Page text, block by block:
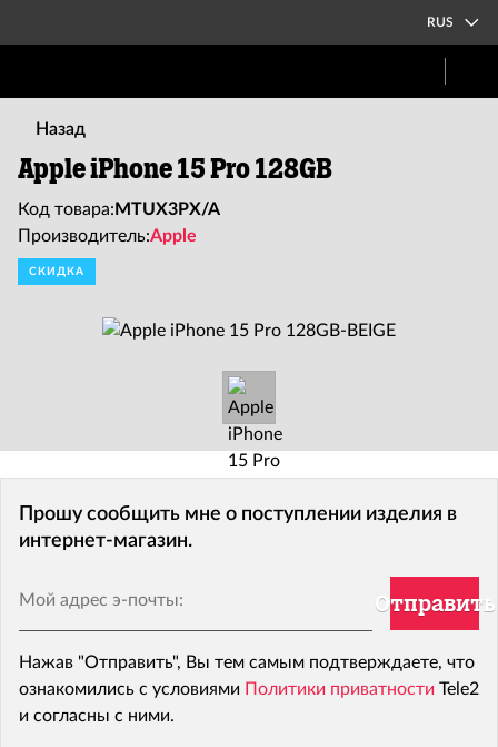
RUS
Назад
Apple iPhone 15 Pro 128GB
Код товара: MTUX3PX/A
Производитель:Apple
СКИДКА
Прошу сообщить мне о поступлении изделия в
интернет-магазин.
Мой адрес э-почты:
Отправить
Нажав "Отправить", Вы тем самым подтверждаете, что
ознакомились с условиями Политики приватности Tele2
и согласны с ними.